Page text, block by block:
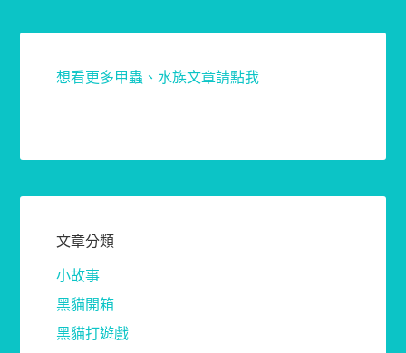
想看更多甲蟲、水族文章請點我
文章分類
小故事
黑貓開箱
黑貓打遊戲